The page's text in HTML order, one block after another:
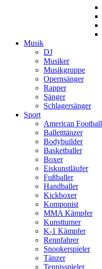
Musik
DJ
Musiker
Musikgruppe
Opernsänger
Rapper
Sänger
Schlagersänger
Sport
American
Balletttänzer
Bodybuilder
Basketballer
Boxer
Eiskunstläufer
Fußballer
Handballer
Kickboxer
Komponist
MMA Kämpfer
Kunstturner
K-1 Kämpfer
Rennfahrer
Snookerspieler
Tänzer
Tennisspieler